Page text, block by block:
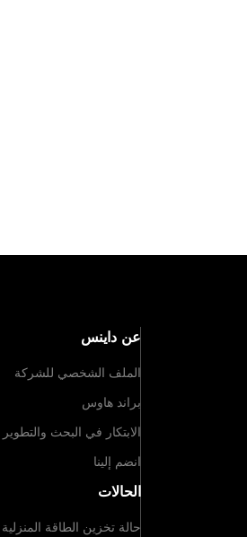
عن داينس
الملف الشخصي للشركة
براند هاوس
الابتكار في البحث والتطوير
انضم إلينا
الحالات
حالة تخزين الطاقة المنزلية